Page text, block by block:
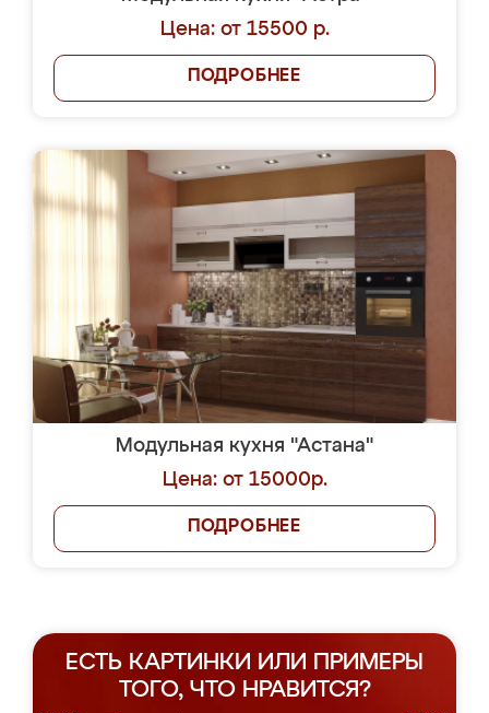
Цена: от 15500 р.
ПОДРОБНЕЕ
Модульная кухня "Астана"
Цена: от 15000р.
ПОДРОБНЕЕ
ЕСТЬ КАРТИНКИ ИЛИ ПРИМЕРЫ
ТОГО, ЧТО НРАВИТСЯ?